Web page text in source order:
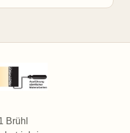
Brühl